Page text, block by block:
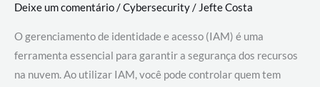
Deixe um comentário/Cybersecurity/ Jefte Costa
O gerenciamento de identidade e acesso (IAM) é uma
ferramenta essencial para garantir a segurança dos recursos
na nuvem. Ao utilizar IAM, você pode controlar quem tem